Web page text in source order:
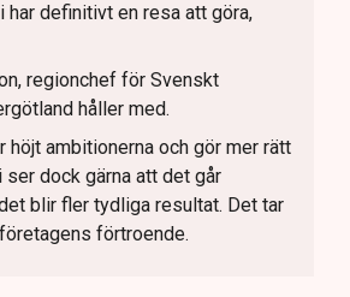
har definitivt en resa att göra,
regionchef för Svenskt
håller med.
höjt ambitionerna och gör mer rätt
ser dock gärna att det går
blir fler tydliga resultat. Det tar
förtroende.